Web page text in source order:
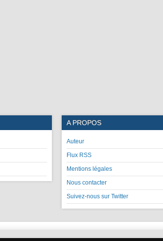
A PROPOS
Auteur
Flux RSS
Mentions légales
Nous contacter
Suivez-nous sur Twitter